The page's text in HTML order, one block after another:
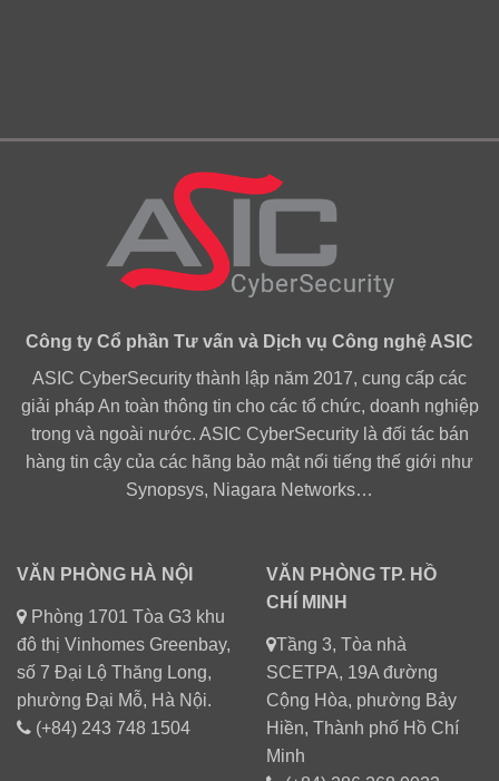
Công ty Cổ phần Tư vấn và Dịch vụ Công nghệ ASIC
ASIC CyberSecurity thành lập năm 2017, cung cấp các
giải pháp An toàn thông tin cho các tổ chức, doanh nghiệp
trong và ngoài nước. ASIC CyberSecurity là đối tác bán
hàng tin cậy của các hãng bảo mật nổi tiếng thế giới như
Synopsys, Niagara Networks…
VĂN PHÒNG HÀ NỘI
Phòng 1701 Tòa G3 khu
đô thị Vinhomes Greenbay,
số 7 Đại Lộ Thăng Long,
phường Đại Mỗ, Hà Nội.
(+84) 243 748 1504
VĂN PHÒNG TP. HỒ
CHÍ MINH
Tầng 3, Tòa nhà
SCETPA, 19A đường
Cộng Hòa, phường Bảy
Hiền, Thành phố Hồ Chí
Minh